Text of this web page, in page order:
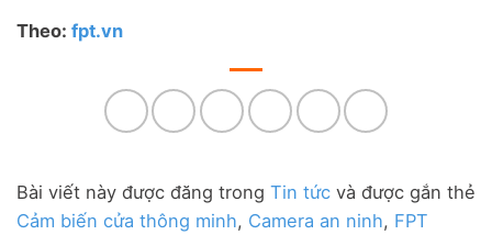
Theo: fpt.vn
Bài viết này được đăng trong Tin tức và được gắn thẻ
Cảm biến cửa thông minh, Camera an ninh, FPT